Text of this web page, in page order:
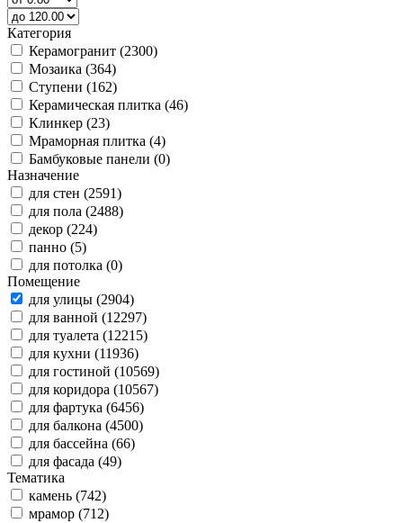
Категория
Керамогранит (2300)
Мозаика (364)
Ступени (162)
Керамическая плитка (46)
Клинкер (23)
Мраморная плитка (4)
Бамбуковые панели (0)
Назначение
для стен (2591)
для пола (2488)
декор (224)
панно (5)
для потолка (0)
Помещение
для улицы (2904)
для ванной (12297)
для туалета (12215)
для кухни (11936)
для гостиной (10569)
для коридора (10567)
для фартука (6456)
для балкона (4500)
для бассейна (66)
для фасада (49)
Тематика
камень (742)
мрамор (712)